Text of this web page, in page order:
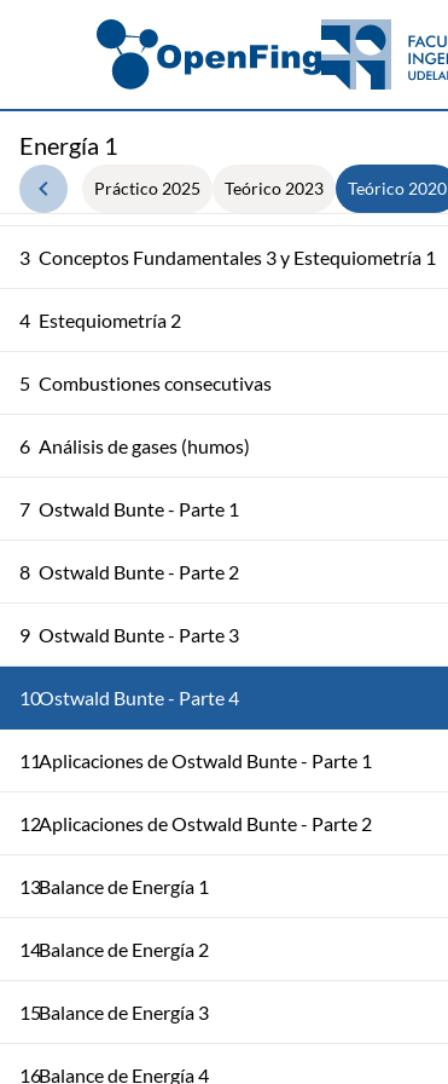
Energía 1
Práctico 2025 Teórico 2023 Teórico 2020
2 Introducción y Conceptos Fundamentales 2
3 Conceptos Fundamentales 3 y Estequiometría 1
4 Estequiometría 2
5 Combustiones consecutivas
6 Análisis de gases (humos)
7 Ostwald Bunte - Parte 1
8 Ostwald Bunte - Parte 2
9 Ostwald Bunte - Parte 3
10Ostwald Bunte - Parte 4
11Aplicaciones de Ostwald Bunte - Parte 1
12Aplicaciones de Ostwald Bunte - Parte 2
13Balance de Energía 1
14Balance de Energía 2
15Balance de Energía 3
16Balance de Energía 4